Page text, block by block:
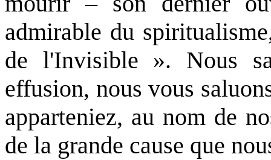
admirable du
de l'Invisible ». Nous
effusion, nous vous
apparteniez, au nom de
de la grande cause que